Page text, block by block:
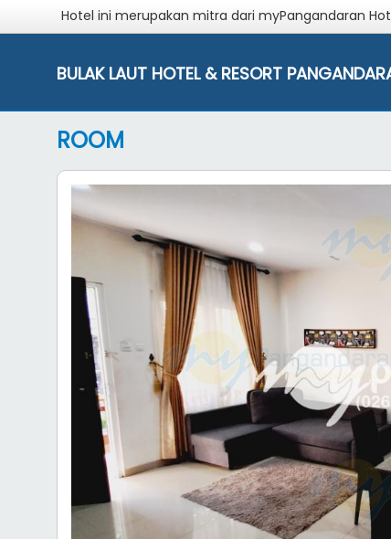
Hotel ini merupakan mitra dari myPangandaran
BULAK LAUT HOTEL & RESORT
ROOM